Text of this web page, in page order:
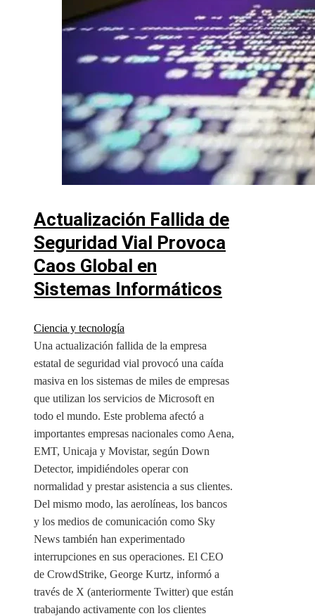
Actualización Fallida de
Seguridad Vial Provoca
Caos Global en
Sistemas Informáticos
Ciencia y tecnología
Una actualización fallida de la empresa
estatal de seguridad vial provocó una caída
masiva en los sistemas de miles de empresas
que utilizan los servicios de Microsoft en
todo el mundo. Este problema afectó a
importantes empresas nacionales como Aena,
EMT, Unicaja y Movistar, según Down
Detector, impidiéndoles operar con
normalidad y prestar asistencia a sus clientes.
Del mismo modo, las aerolíneas, los bancos
y los medios de comunicación como Sky
News también han experimentado
interrupciones en sus operaciones. El CEO
de CrowdStrike, George Kurtz, informó a
través de X (anteriormente Twitter) que están
trabajando activamente con los clientes